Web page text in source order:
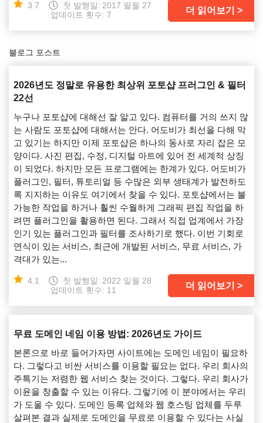
3.7 첫 발행일: 2017 팔월 27
업데이트 횟수: 7
더 읽어보기
블로그 포스트
2026년도 정말로 유용한 최상위 포토샵 프러그인 & 필터
22선
누구나 포토샵에 대해선 잘 알고 있다. 컴퓨터를 거의 쓰지 않
는 사람도 포토샵에 대해서는 안다. 어도비가 최선을 다해 막
고 있기는 하지만 이제 포토샵은 하나의 동사로 자리 잡은 모
양이다. 사진 편집, 수정, 디지털 아트에 있어 전 세계적 상징
이 되었다. 하지만 모든 프로그램에는 한계가 있다. 어도비가
플러그인, 필터, 튜토리얼 등 수많은 외부 생태계가 발전하도
록 지지하는 이유도 여기에서 찾을 수 있다. 포토샵에서는 불
가능한 작업을 하거나 훨씬 수월하게 그래픽 편집 작업을 하
려면 플러그인을 활용하면 된다. 그래서 직접 업계에서 가장
인기 있는 플러그인과 필터를 조사하기로 했다. 이번 기회로
연식이 있는 서비스, 최근에 개발된 서비스, 무료 서비스, 가
격대가 있는...
4.1 첫 발행일: 2022 일월 28
업데이트 횟수: 11
더 읽어보기
무료 도메인 네임 이용 방법: 2026년도 가이드
본론으로 바로 들어가자면 사이트에는 도메인 네임이 필요하
다. 그렇다고 비싼 서비스를 이용할 필요는 없다. 우리 회사의
주특기는 저렴한 웹 서비스 찾는 것이다. 그렇다. 우리 회사가
이윤을 창출할 수 있는 이유다. 그렇기에 이 분야에서는 우리
가 도울 수 있다. 도메인 등록 업체와 웹 호스팅 업체를 두루
살펴본 결과 실제로 도메인을 무료로 이용할 수 있다는 사실